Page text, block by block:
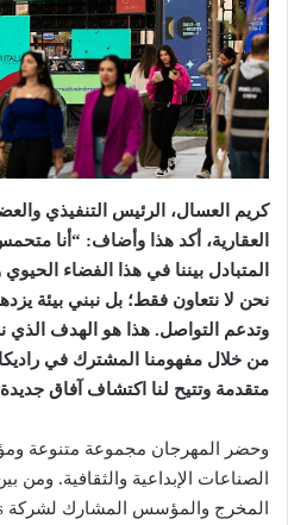
كريم العسال، الرئيس التنفيذي
العقارية، أكد هذا وأضاف: “أنا
المتبادل بيننا في هذا الفضاء الحيوي
نحن لا نتعاون فقط؛ بل نبني بيئة يزدهر
وتدعم التواصل. هذا هو الهدف
متقدمة وتتيح لنا اكتشاف آفاق
وحضر المهرجان مجموعة متنوعة
الصناعات الإبداعية والثقافية. ومن
المخرج والمؤسس المشارك لشركة Good People Films؛ و